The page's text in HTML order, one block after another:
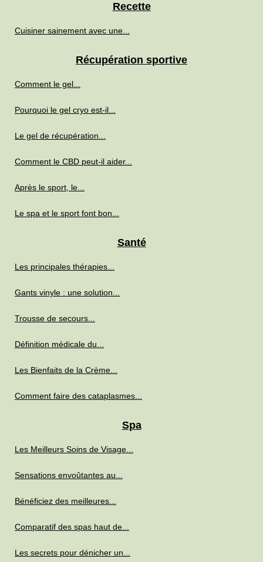
Recette
Cuisiner sainement avec une...
Récupération sportive
Comment le gel...
Pourquoi le gel cryo est-il...
Le gel de récupération...
Comment le CBD peut-il aider...
Après le sport, le...
Le spa et le sport font bon...
Santé
Les principales thérapies...
Gants vinyle : une solution...
Trousse de secours...
Définition médicale du...
Les Bienfaits de la Crème...
Comment faire des cataplasmes...
Spa
Les Meilleurs Soins de Visage...
Sensations envoûtantes au...
Bénéficiez des meilleures...
Comparatif des spas haut de...
Les secrets pour dénicher un...